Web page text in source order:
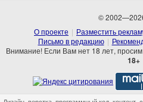
©
О проекте
Разместить
Письмо в редакцию
Внимание! Если Вам нет 18 лет,
18+